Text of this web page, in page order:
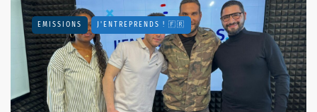
EMISSIONS J'ENTREPRENDS ! 🇫🇷